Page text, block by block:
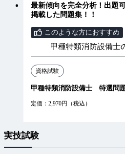
最新傾向を完全分析！出題
掲載した問題集！！
このような方におすすめ
甲種特類消防設備士
資格試験
甲種特類消防設備士 特選問
定価：2,970円（税込）
実技試験